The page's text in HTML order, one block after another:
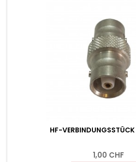
HF-VERBINDUNGSSTÜCK
1,00 CHF